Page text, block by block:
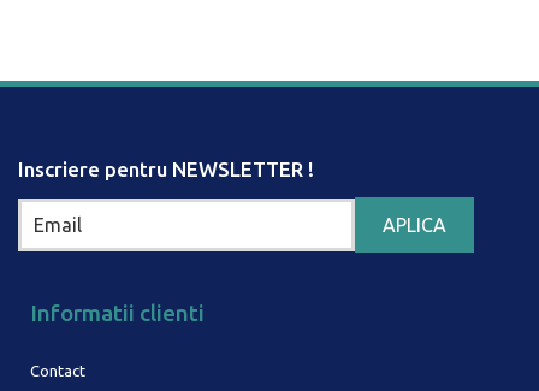
Inscriere pentru NEWSLETTER !
Informatii clienti
Contact